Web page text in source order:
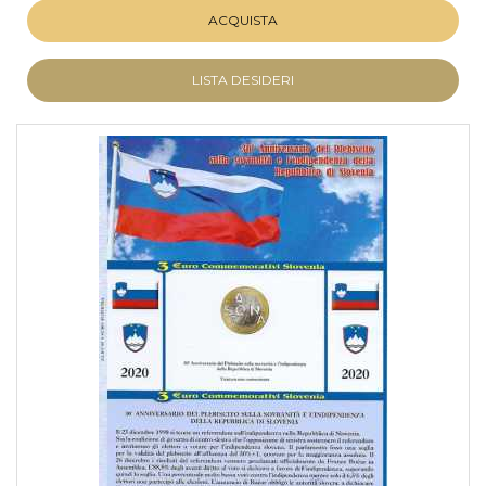
ACQUISTA
LISTA DESIDERI